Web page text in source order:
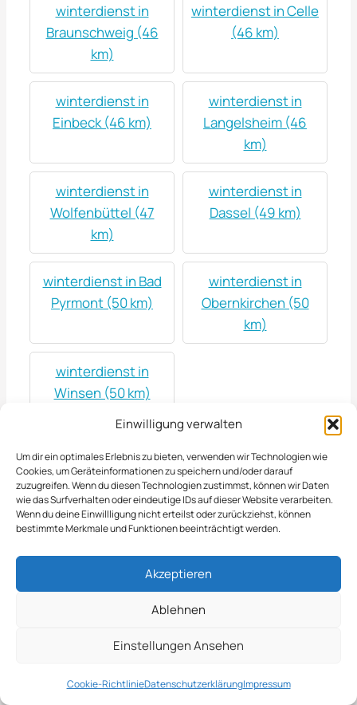
Einwilligung verwalten
Um dir ein optimales Erlebnis zu bieten, verwenden wir Technologien wie
Cookies, um Geräteinformationen zu speichern und/oder darauf
zuzugreifen. Wenn du diesen Technologien zustimmst, können wir Daten
wie das Surfverhalten oder eindeutige IDs auf dieser Website verarbeiten.
Wenn du deine Einwillligung nicht erteilst oder zurückziehst, können
bestimmte Merkmale und Funktionen beeinträchtigt werden.
Akzeptieren
Ablehnen
Einstellungen Ansehen
Cookie-RichtlinieDatenschutzerklärungImpressum
winterdienst in
Braunschweig (46
km)
winterdienst in Celle
(46 km)
winterdienst in
Einbeck (46 km)
winterdienst in
Langelsheim (46
km)
winterdienst in
Wolfenbüttel (47
km)
winterdienst in
Dassel (49 km)
winterdienst in Bad
Pyrmont (50 km)
winterdienst in
Obernkirchen (50
km)
winterdienst in
Winsen (50 km)
Jetzt Anfrage
Stellen
Zum Formular
Interessieren
Winterdienst Rheinland-Pfalz